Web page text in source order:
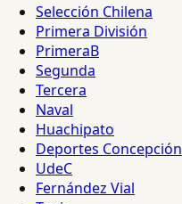
Selección Chilena
Primera División
PrimeraB
Segunda
Tercera
Naval
Huachipato
Deportes Concepción
UdeC
Fernández Vial